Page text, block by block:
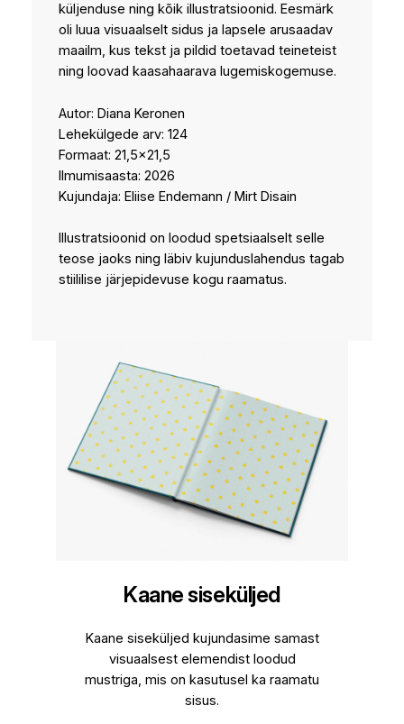
küljenduse ning kõik illustratsioonid. Eesmärk
oli luua visuaalselt sidus ja lapsele arusaadav
maailm, kus tekst ja pildid toetavad teineteist
ning loovad kaasahaarava lugemiskogemuse.
Autor: Diana Keronen
Lehekülgede arv: 124
Formaat: 21,5×21,5
Ilmumisaasta: 2026
Kujundaja: Eliise Endemann / Mirt Disain
Illustratsioonid on loodud spetsiaalselt selle
teose jaoks ning läbiv kujunduslahendus tagab
stiililise järjepidevuse kogu raamatus.
Kaane siseküljed
Kaane siseküljed kujundasime samast
visuaalsest elemendist loodud
mustriga, mis on kasutusel ka raamatu
sisus.